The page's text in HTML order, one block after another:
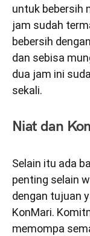
untuk bebersih
jam sudah
bebersih
dan sebisa
dua jam ini
sekali.
Niat dan
Selain itu ada
penting selain
dengan tujuan
KonMari.
memompa